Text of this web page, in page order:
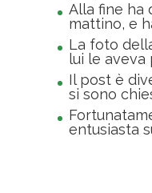
Alla fine ha
mattino, e
La foto
lui le aveva
Il post è
si sono
entusiasta